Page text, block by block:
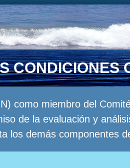
CONDICIONES
como miembro del
de la evaluación y
los demás componentes